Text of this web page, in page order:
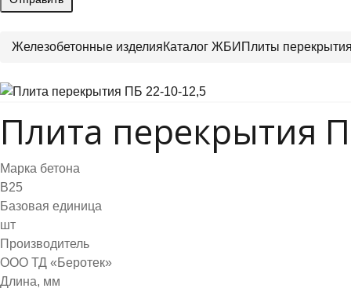
Железобетонные изделияКаталог ЖБИ Плиты
Плита перекрытия
Марка бетона
B25
Базовая единица
шт
Производитель
ООО ТД «Беротек»
Длина, мм